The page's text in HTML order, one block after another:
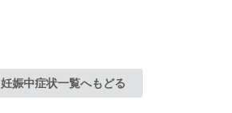
妊娠中症状一覧へもどる